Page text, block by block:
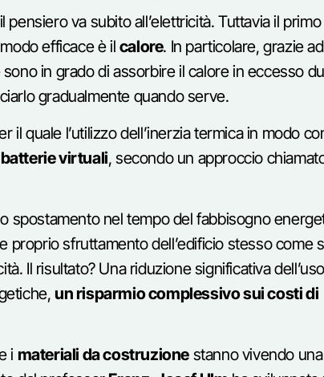
va subito all’elettricità. Tuttavia il
efficace è il calore. In particolare, grazie
in grado di assorbire il calore in eccesso
gradualmente quando serve.
quale l’utilizzo dell’inerzia termica in modo
batterie virtuali, secondo un approccio
spostamento nel tempo del fabbisogno
sfruttamento dell’edificio stesso come
Il risultato? Una riduzione significativa
un risparmio complessivo sui costi di
i materiali da costruzione stanno vivendo una